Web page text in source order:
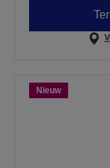
Nieuw